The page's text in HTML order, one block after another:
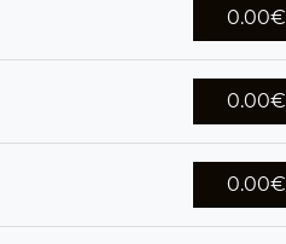
0.00€
0.00€
0.00€